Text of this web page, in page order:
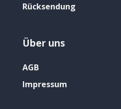
Rücksendung
Über uns
AGB
Impressum